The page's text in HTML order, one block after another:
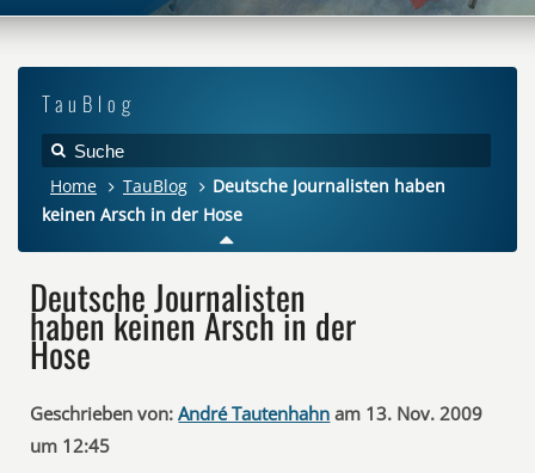
TauBlog
Home TauBlog
Deutsche Journalisten haben
keinen Arsch in der Hose
Deutsche Journalisten
haben keinen Arsch in der
Hose
Geschrieben von: André Tautenhahn am 13. Nov. 2009
um 12:45